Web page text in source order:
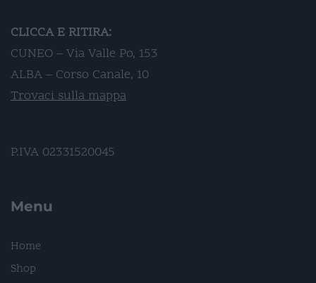
CLICCA E RITIRA:
CUNEO – Via Valle Po, 153
ALBA – Corso Canale, 10
Trovaci sulla mappa
P.IVA 02331520045
Menu
Home
Shop